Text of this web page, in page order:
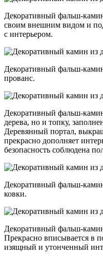
Декоративный фальш-
своим внешним видом и
с интерьером.
Декоративный фальш-
прованс.
Декоративный фальш-
дерева, но и топку,
Деревянный портал,
прекрасно дополняет
безопасность соблюдена
Декоративный фальш-
ковки.
Декоративный фальш-
Прекрасно вписывается в
изящный и утонченный